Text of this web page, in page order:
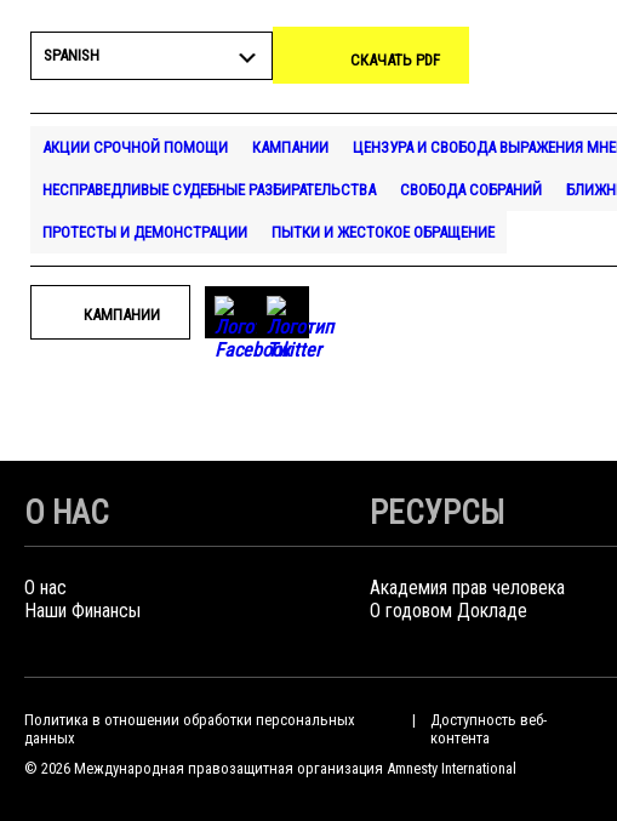
SPANISH СКАЧАТЬ PDF
АКЦИИ СРОЧНОЙ ПОМОЩИ КАМПАНИИ ЦЕНЗУРА И СВОБОДА ВЫРАЖЕНИЯ
НЕСПРАВЕДЛИВЫЕ СУДЕБНЫЕ РАЗБИРАТЕЛЬСТВА СВОБОДА СОБРАНИЙ
ПРОТЕСТЫ И ДЕМОНСТРАЦИИ ПЫТКИ И ЖЕСТОКОЕ ОБРАЩЕНИЕ
КАМПАНИИ
О НАС
О нас
Наши Финансы
РЕСУРСЫ
Академия прав человека
О годовом Докладе
Политика в отношении обработки персональных
данных
Доступность веб-
контента
© 2026 Международная правозащитная организация Amnesty International